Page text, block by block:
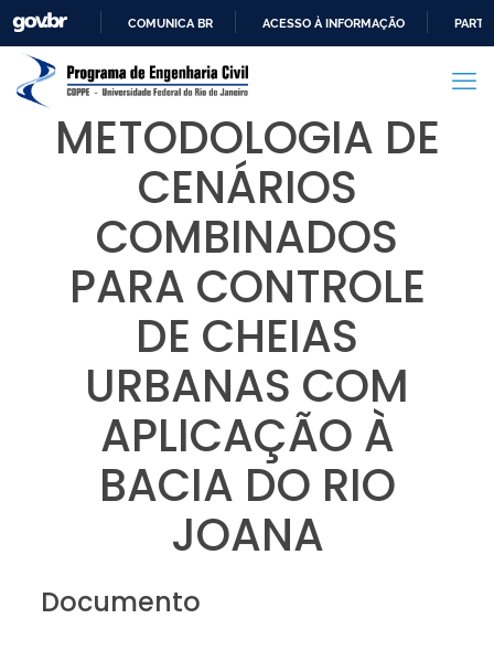
PARA
CONTEÚDO
COMUNICA BR ACESSO À INFORMAÇÃO
METODOLOGIA DE
CENÁRIOS
COMBINADOS
PARA CONTROLE
DE CHEIAS
URBANAS COM
APLICAÇÃO À
BACIA DO RIO
JOANA
Documento